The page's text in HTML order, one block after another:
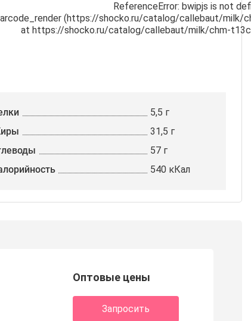
ReferenceError: bwipjs is not
barcode_render (https://shocko.ru/catalog/callebaut/
at https://shocko.ru/catalog/callebaut/milk/chm-
5,5 г
31,5 г
57 г
540 кКал
Оптовые цены
Запросить